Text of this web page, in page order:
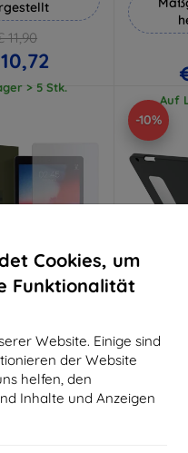
Cookies, um
Funktionalität
Website. Einige sind
der Website
helfen, den
Inhalte und Anzeigen
11,90
> 5 Stk.
Auf
PRO+ IPAD AIR
(23534568)
10,90
-10%
für
(M2/5/4
Hülle -